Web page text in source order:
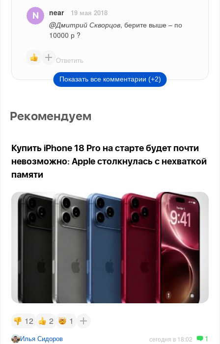
near 19 мая 2018
@Дмитрий Скворцов, берите выше – по
10000 р ?
Ответить
Показать все комментарии (+2)
Рекомендуем
Купить iPhone 18 Pro на старте будет почти
невозможно: Apple столкнулась с нехваткой
памяти
12 2 1
Илья Сидоров сегодня в 18:02 1